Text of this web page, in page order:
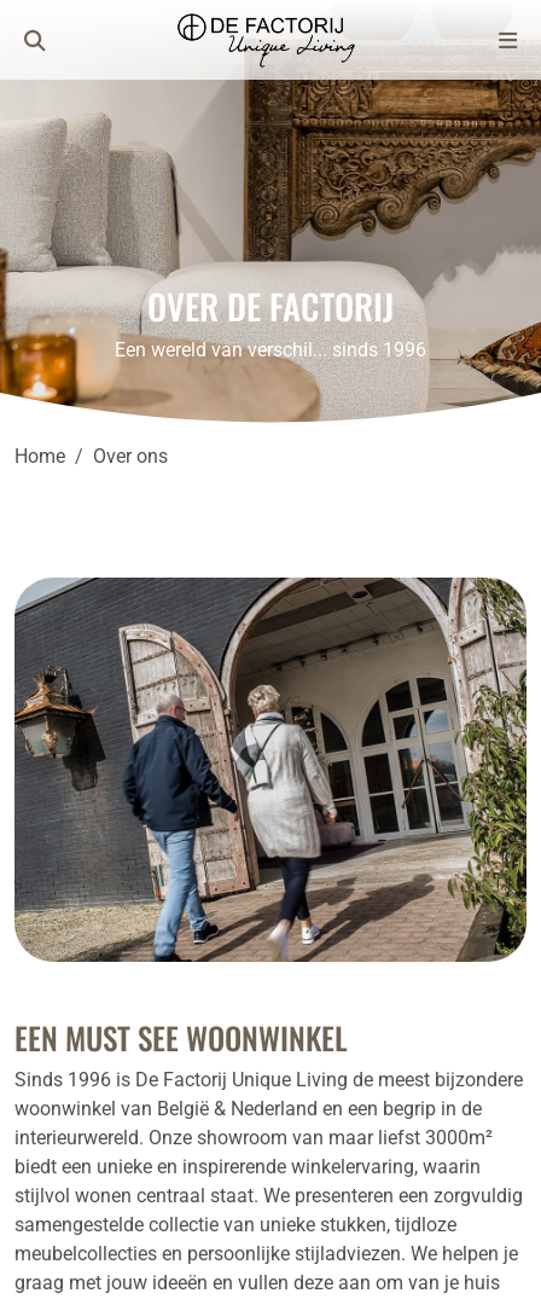
OVER DE FACTORIJ
Een wereld van verschil... sinds 1996
Home Over ons
EEN MUST SEE WOONWINKEL
Sinds 1996 is De Factorij Unique Living de meest bijzondere
woonwinkel van België & Nederland en een begrip in de
interieurwereld. Onze showroom van maar liefst 3000m²
biedt een unieke en inspirerende winkelervaring, waarin
stijlvol wonen centraal staat. We presenteren een zorgvuldig
samengestelde collectie van unieke stukken, tijdloze
meubelcollecties en persoonlijke stijladviezen. We helpen je
graag met jouw ideeën en vullen deze aan om van je huis